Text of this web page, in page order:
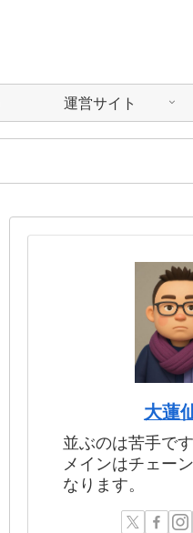
運営サイト
大蓮
並ぶのは苦手で
メインはチェー
なります。